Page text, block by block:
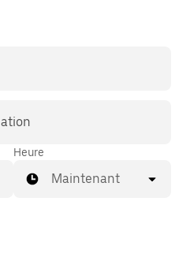
chauffeur de taxi. Si tel
et pourrez rejoindre
pour vous assurer de
l'application.
Heure
Maintenant